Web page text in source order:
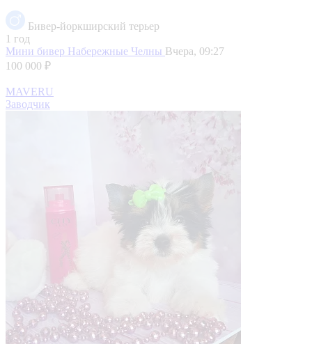
Бивер-йоркширский терьер
1 год
Мини бивер Набережные Челны Вчера, 09:27
100 000 ₽
MAVERU
Заводчик